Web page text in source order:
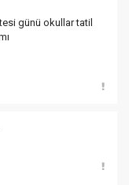
günü okullar tatil